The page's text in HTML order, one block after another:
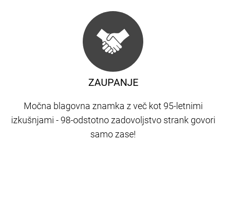
ZAUPANJE
Močna blagovna znamka z več kot 95-letnimi
izkušnjami - 98-odstotno zadovoljstvo strank govori
samo zase!